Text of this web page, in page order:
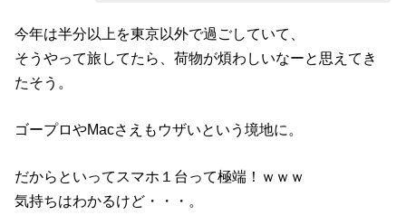
今年は半分以上を東京以外で過ごしていて、
そうやって旅してたら、荷物が煩わしいなーと思えてき
たそう。
ゴープロやMacさえもウザいという境地に。
だからといってスマホ１台って極端！ｗｗｗ
気持ちはわかるけど・・・。